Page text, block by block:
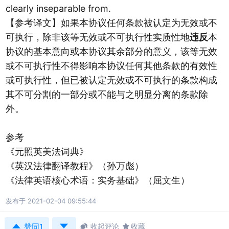
clearly inseparable from.
【参考译文】如果本协议任何条款被认定为无效或不
可执行，除非该等无效或不可执行性实质性地违反本
协议的基本意向或本协议其余部分的意义，该等无效
或不可执行性不得影响本协议任何其他条款的有效性
或可执行性，但已被认定无效或不可执行的条款构成
其不可分割的一部分或不能与之明显分离的条款除
外。
参考
《元照英美法词典》
《英汉法律翻译教程》（孙万彪）
《法律英语核心术语：实务基础》（屈文生）
发布于 2021-02-04 09:55:44
 赞同1   收起评论  收藏